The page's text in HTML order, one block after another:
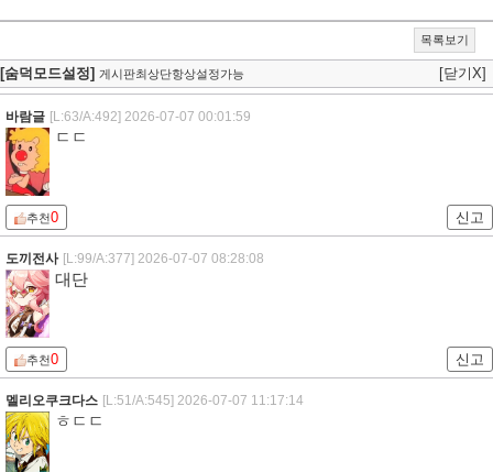
목록보기
[숨덕모드설정] 게시판최상단항상설정가능 [닫기X]
바람글 [L:63/A:492] 2026-07-07 00:01:59
ㄷㄷ
추천0 신고
도끼전사 [L:99/A:377] 2026-07-07 08:28:08
대단
추천0 신고
멜리오쿠크다스 [L:51/A:545] 2026-07-07 11:17:14
ㅎㄷㄷ